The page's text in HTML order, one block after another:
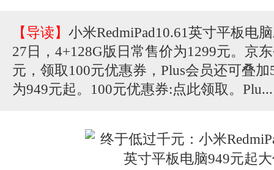
【导读】 小米RedmiPad10.61英寸平板电
27日，4+128G版日常售价为1299元。京
元，领取100元优惠券，Plus会员还可叠
为949元起。100元优惠券:点此领取。Plu...